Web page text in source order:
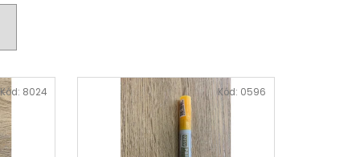
Kód: 8024 Kód: 0596
KAL. .9 MM